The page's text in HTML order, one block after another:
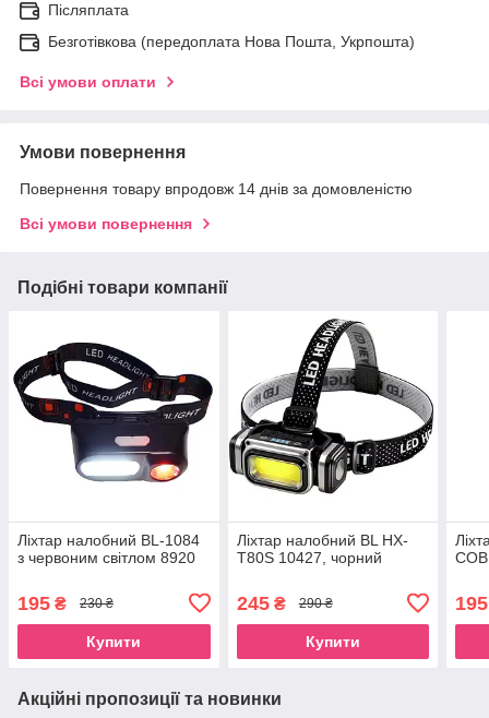
Післяплата
Безготівкова (передоплата Нова Пошта, Укрпошта)
Всі умови оплати
Умови повернення
Повернення товару впродовж 14 днів за домовленістю
Всі умови повернення
Подібні товари компанії
Ліхтар налобний BL-1084
з червоним світлом 8920
195 ₴ 230 ₴
Купити
Ліхтар налобний BL HX-
T80S 10427, чорний
245₴ 290 ₴
Купити
195
Акційні пропозиції та новинки